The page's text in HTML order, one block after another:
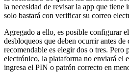
la necesidad de revisar la app que tiene
solo bastará con verificar su correo
Agregado a ello, es posible configurar
desbloqueos que deben ocurrir antes
recomendable es elegir dos o tres. Pero
electrónico, la plataforma no enviará el
ingresa el PIN o patrón correcto en